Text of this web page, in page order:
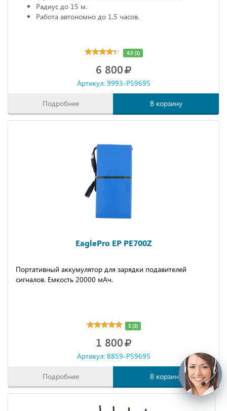
Радиус до 15 м.
Работа автономно до 1,5 часов.
4.3 (1)
6 800
Артикул: 9993-P59695
Подробнее В корзину
EaglePro EP PE700Z
Портативный аккумулятор для зарядки подавителей
сигналов. Емкость 20000 мАч.
5 (3)
1 800
Артикул: 8859-P59695
Подробнее В корзину